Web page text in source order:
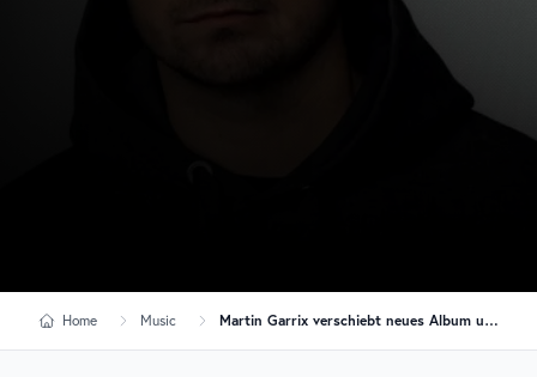
Home Music Martin Garrix verschiebt neues Album und deutet Soundwechsel an